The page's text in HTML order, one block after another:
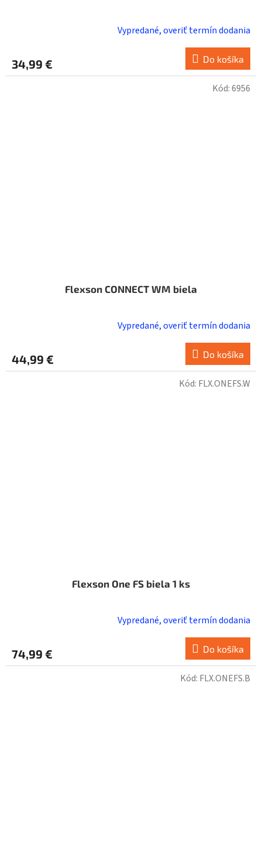
Vypredané, overiť termín dodania
34,99 € Do košíka
Flexson CONNECT WM biela
Vypredané, overiť termín dodania
44,99 € Do košíka
Kód:6956
Flexson One FS biela 1 ks
Vypredané, overiť termín dodania
74,99 € Do košíka
Kód: FLX.ONEFS.W
Kód: FLX.ONEFS.B